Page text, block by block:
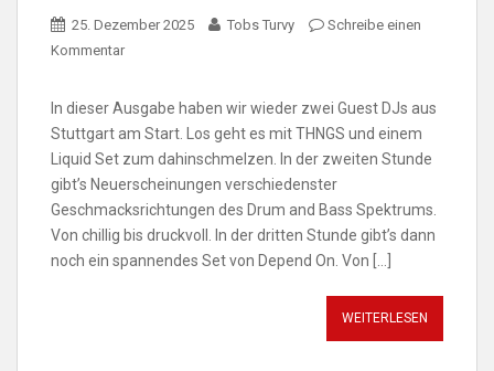
25. Dezember 2025 Tobs Turvy
Schreibe einen
Kommentar
In dieser Ausgabe haben wir wieder zwei Guest DJs aus
Stuttgart am Start. Los geht es mit THNGS und einem
Liquid Set zum dahinschmelzen. In der zweiten Stunde
gibt’s Neuerscheinungen verschiedenster
Geschmacksrichtungen des Drum and Bass Spektrums.
Von chillig bis druckvoll. In der dritten Stunde gibt’s dann
noch ein spannendes Set von Depend On. Von […]
WEITERLESEN